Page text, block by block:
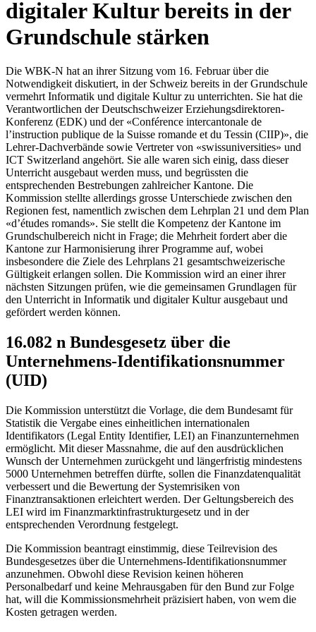
digitaler Kultur bereits in der
Grundschule stärken
Die WBK-N hat an ihrer Sitzung vom 16. Februar über die
Notwendigkeit diskutiert, in der Schweiz bereits in der Grundschule
vermehrt Informatik und digitale Kultur zu unterrichten. Sie hat die
Verantwortlichen der Deutschschweizer Erziehungsdirektoren-
Konferenz (EDK) und der «Conférence intercantonale de
l’instruction publique de la Suisse romande et du Tessin (CIIP)», die
Lehrer-Dachverbände sowie Vertreter von «swissuniversities» und
ICT Switzerland angehört. Sie alle waren sich einig, dass dieser
Unterricht ausgebaut werden muss, und begrüssten die
entsprechenden Bestrebungen zahlreicher Kantone. Die
Kommission stellte allerdings grosse Unterschiede zwischen den
Regionen fest, namentlich zwischen dem Lehrplan 21 und dem Plan
«d’études romands». Sie stellt die Kompetenz der Kantone im
Grundschulbereich nicht in Frage; die Mehrheit fordert aber die
Kantone zur Harmonisierung ihrer Programme auf, wobei
insbesondere die Ziele des Lehrplans 21 gesamtschweizerische
Gültigkeit erlangen sollen. Die Kommission wird an einer ihrer
nächsten Sitzungen prüfen, wie die gemeinsamen Grundlagen für
den Unterricht in Informatik und digitaler Kultur ausgebaut und
gefördert werden können.
​16.082 n Bundesgesetz über die
Unternehmens-Identifikationsnummer
(UID)
Die Kommission unterstützt die Vorlage, die dem Bundesamt für
Statistik die Vergabe eines einheitlichen internationalen
Identifikators (Legal Entity Identifier, LEI) an Finanzunternehmen
ermöglicht. Mit dieser Massnahme, die auf den ausdrücklichen
Wunsch der Unternehmen zurückgeht und längerfristig mindestens
5000 Unternehmen betreffen dürfte, sollen die Finanzdatenqualität
verbessert und die Bewertung der Systemrisiken von
Finanztransaktionen erleichtert werden. Der Geltungsbereich des
LEI wird im Finanzmarktinfrastrukturgesetz und in der
entsprechenden Verordnung festgelegt.
Die Kommission beantragt einstimmig, diese Teilrevision des
Bundesgesetzes über die Unternehmens-Identifikationsnummer
anzunehmen. Obwohl diese Revision keinen höheren
Personalbedarf und keine Mehrausgaben für den Bund zur Folge
hat, will die Kommissionsmehrheit präzisiert haben, von wem die
Kosten getragen werden.